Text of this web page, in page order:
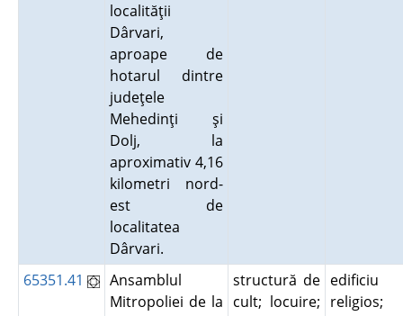
localităţii
Dârvari,
aproape de
hotarul dintre
judeţele
Mehedinţi şi
Dolj, la
aproximativ 4,16
kilometri nord-
est de
localitatea
Dârvari.
65351.41
Ansamblul
Mitropoliei de la
structură de
cult; locuire;
edificiu
religios;